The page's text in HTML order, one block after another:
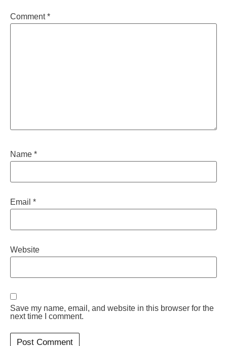
Comment*
Name *
Email *
Website
Save my name, email, and website in this browser for the
next time I comment.